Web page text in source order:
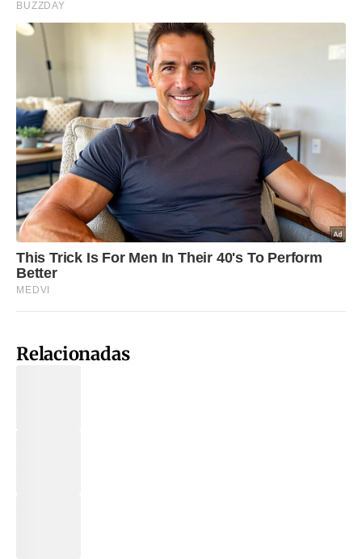
Relacionadas